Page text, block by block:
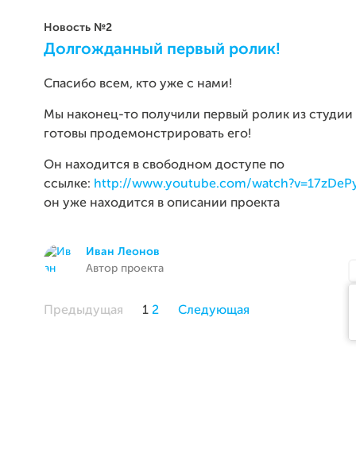
Новость №2
Долгожданный первый ролик!
Спасибо всем, кто уже с нами!
Мы наконец-то получили первый ролик из студии
готовы продемонстрировать его!
Он находится в свободном доступе по
ссылке: http://www.youtube.com/
он уже находится в описании проекта
Иван Леонов
Автор проекта
Предыдущая 1 2 Следующая